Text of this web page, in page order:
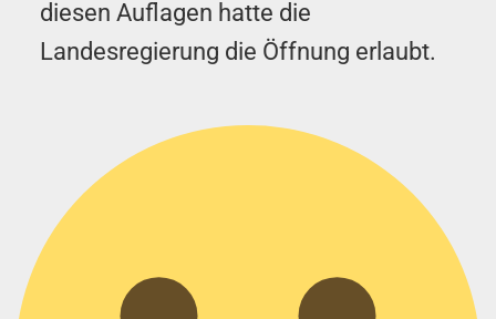
diesen Auflagen hatte die
Landesregierung die Öffnung erlaubt.